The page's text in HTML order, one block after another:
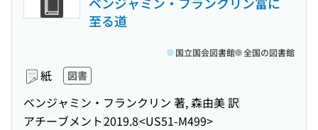
至る道
紙 図書
ベンジャミン・フランクリン 著, 森由美 訳
アチーブメント2019.8<US51-M499>
国立国会図書館 全国の図書館